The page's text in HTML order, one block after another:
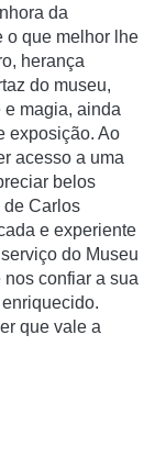
da
o que melhor lhe
herança
do museu,
magia, ainda
exposição. Ao
acesso a uma
belos
de Carlos
e experiente
do Museu
confiar a sua
que vale a